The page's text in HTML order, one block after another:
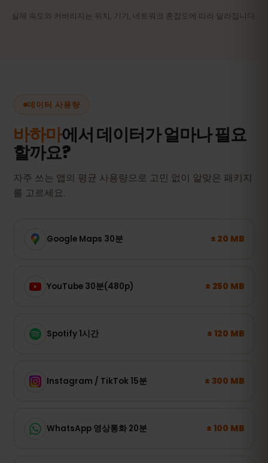
실제 속도와 커버리지는 위치, 기기, 네트워크 혼잡도에 따라 달라집니다.
데이터 사용량
바하마에서 데이터가 얼마나 필요
할까요?
자주 쓰는 앱의 평균 사용량으로 고민 없이 알맞은 패키지
를 고르세요.
Google Maps 30분 ± 20 MB
YouTube 30분(480p) ± 250 MB
Spotify 1시간 ± 120 MB
Instagram / TikTok 15분 ± 300 MB
WhatsApp 영상통화 20분 ± 100 MB